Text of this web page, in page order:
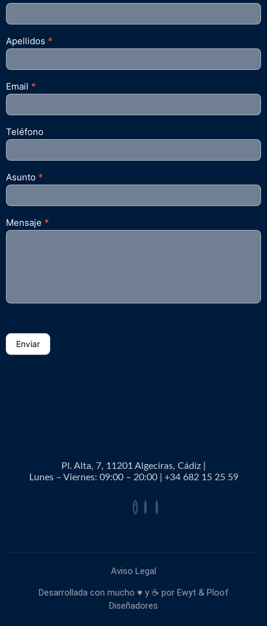
Apellidos *
Email *
Teléfono
Asunto *
Mensaje *
Enviar
Pl. Alta, 7, 11201 Algeciras, Cádiz |
Lunes – Viernes: 09:00 – 20:00 | +34 682 15 25 59
Aviso Legal
Desarrollada con mucho ♥️ y ☕ por Ewyt & Ploof
Diseñadores